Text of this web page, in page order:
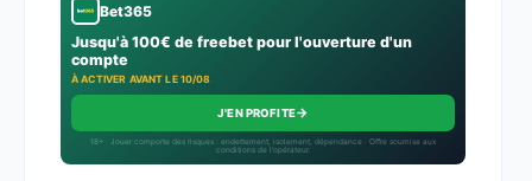
Bet365
Jusqu'à 100€ de freebet pour l'ouverture d'un
compte
À ACTIVER AVANT LE 10/08
J'EN PROFITE→
18+ · Jouer comporte des risques : endettement, isolement, dépendance · Offre soumise aux
conditions de l’opérateur.